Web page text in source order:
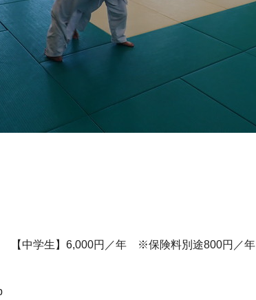
【中学生】6,000円／年 ※保険料別途800円／年